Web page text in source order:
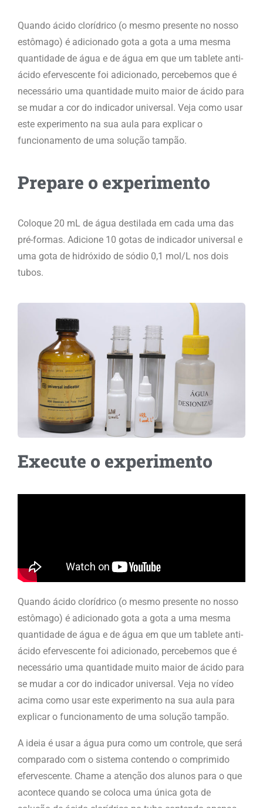
Quando ácido clorídrico (o mesmo presente no nosso
estômago) é adicionado gota a gota a uma mesma
quantidade de água e de água em que um tablete anti-
ácido efervescente foi adicionado, percebemos que é
necessário uma quantidade muito maior de ácido para
se mudar a cor do indicador universal. Veja como usar
este experimento na sua aula para explicar o
funcionamento de uma solução tampão.
Prepare o experimento
Coloque 20 mL de água destilada em cada uma das
pré-formas. Adicione 10 gotas de indicador universal e
uma gota de hidróxido de sódio 0,1 mol/L nos dois
tubos.
Execute o experimento
Quando ácido clorídrico (o mesmo presente no nosso
estômago) é adicionado gota a gota a uma mesma
quantidade de água e de água em que um tablete anti-
ácido efervescente foi adicionado, percebemos que é
necessário uma quantidade muito maior de ácido para
se mudar a cor do indicador universal. Veja no vídeo
acima como usar este experimento na sua aula para
explicar o funcionamento de uma solução tampão.
A ideia é usar a água pura como um controle, que será
comparado com o sistema contendo o comprimido
efervescente. Chame a atenção dos alunos para o que
acontece quando se coloca uma única gota de